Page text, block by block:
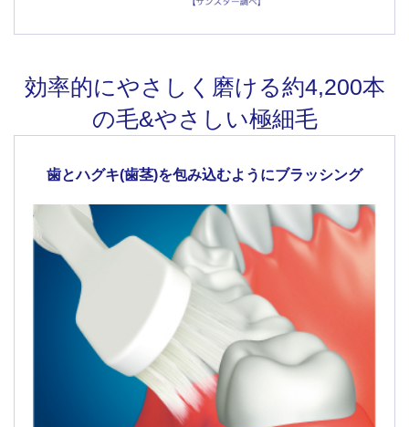
効率的にやさしく磨ける約4,200本
の毛&やさしい極細毛
歯とハグキ(歯茎)を包み込むようにブラッシング